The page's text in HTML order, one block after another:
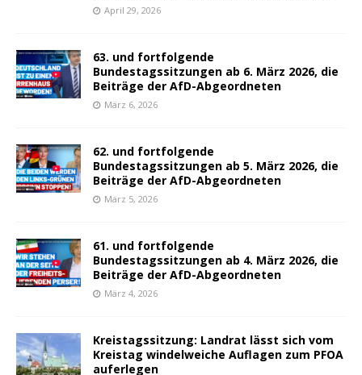
April 29, 2026
63. und fortfolgende
Bundestagssitzungen ab 6. März 2026, die
Beiträge der AfD-Abgeordneten
März 6, 2026
62. und fortfolgende
Bundestagssitzungen ab 5. März 2026, die
Beiträge der AfD-Abgeordneten
März 5, 2026
61. und fortfolgende
Bundestagssitzungen ab 4. März 2026, die
Beiträge der AfD-Abgeordneten
März 4, 2026
Kreistagssitzung: Landrat lässt sich vom
Kreistag windelweiche Auflagen zum PFOA
auferlegen